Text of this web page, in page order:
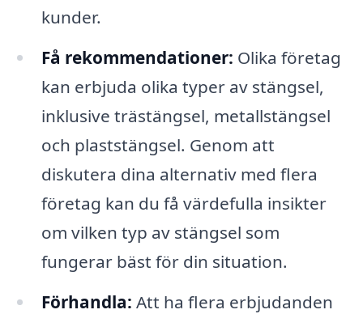
kunder.
Få rekommendationer: Olika företag
kan erbjuda olika typer av stängsel,
inklusive trästängsel, metallstängsel
och plaststängsel. Genom att
diskutera dina alternativ med flera
företag kan du få värdefulla insikter
om vilken typ av stängsel som
fungerar bäst för din situation.
Förhandla: Att ha flera erbjudanden